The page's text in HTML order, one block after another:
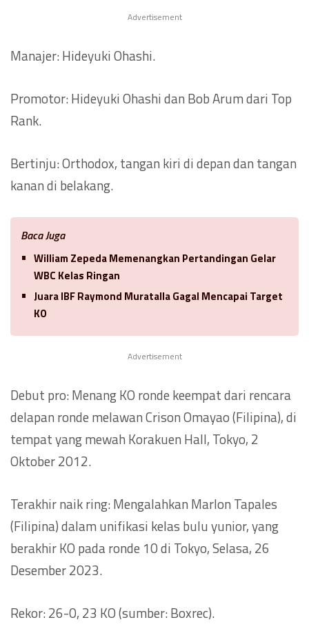
Advertisement
Manajer: Hideyuki Ohashi.
Promotor: Hideyuki Ohashi dan Bob Arum dari Top
Rank.
Bertinju: Orthodox, tangan kiri di depan dan tangan
kanan di belakang.
Baca Juga
William Zepeda Memenangkan Pertandingan Gelar
WBC Kelas Ringan
Juara IBF Raymond Muratalla Gagal Mencapai Target
KO
Advertisement
Debut pro: Menang KO ronde keempat dari rencara
delapan ronde melawan Crison Omayao (Filipina), di
tempat yang mewah Korakuen Hall, Tokyo, 2
Oktober 2012.
Terakhir naik ring: Mengalahkan Marlon Tapales
(Filipina) dalam unifikasi kelas bulu yunior, yang
berakhir KO pada ronde 10 di Tokyo, Selasa, 26
Desember 2023.
Rekor: 26-0, 23 KO (sumber: Boxrec).